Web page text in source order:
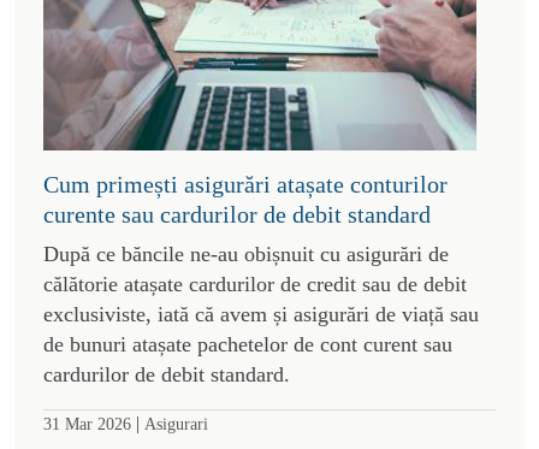
Cum primești asigurări atașate conturilor
curente sau cardurilor de debit standard
După ce băncile ne-au obișnuit cu asigurări de
călătorie atașate cardurilor de credit sau de debit
exclusiviste, iată că avem și asigurări de viață sau
de bunuri atașate pachetelor de cont curent sau
cardurilor de debit standard.
31 Mar 2026 | Asigurari